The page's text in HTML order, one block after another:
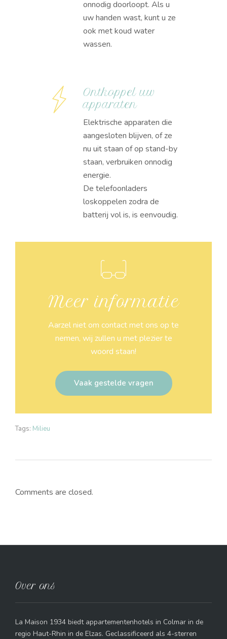
onnodig doorloopt. Als u
uw handen wast, kunt u ze
ook met koud water
wassen.
Ontkoppel uw
apparaten
Elektrische apparaten die
aangesloten blijven, of ze
nu uit staan of op stand-by
staan, verbruiken onnodig
energie.
De telefoonladers
loskoppelen zodra de
batterij vol is, is eenvoudig.
Meer informatie
Aarzel niet om contact met ons op te
nemen, wij zullen u met plezier te
woord staan!
Vaak gestelde vragen
Tags: Milieu
Comments are closed.
Over ons
La Maison 1934 biedt appartementenhotels in Colmar in de
regio Haut-Rhin in de Elzas. Geclassificeerd als 4-sterren